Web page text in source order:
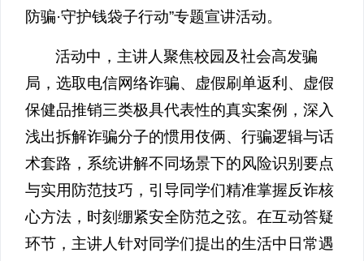
防骗·守护钱袋子行动”专题宣讲活动。
活动中，主讲人聚焦校园及社会高发骗
局，选取电信网络诈骗、虚假刷单返利、虚假
保健品推销三类极具代表性的真实案例，深入
浅出拆解诈骗分子的惯用伎俩、行骗逻辑与话
术套路，系统讲解不同场景下的风险识别要点
与实用防范技巧，引导同学们精准掌握反诈核
心方法，时刻绷紧安全防范之弦。在互动答疑
环节，主讲人针对同学们提出的生活中日常遇